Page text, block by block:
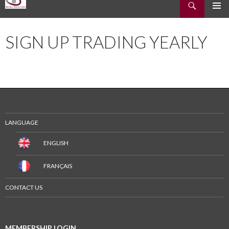
AU
CONTENU
SIGN UP TRADING YEARLY
LANGUAGE
ENGLISH
FRANÇAIS
CONTACT US